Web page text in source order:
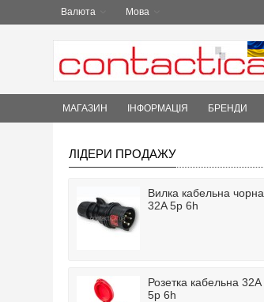
Валюта Мова
МАГАЗИН ІНФОРМАЦІЯ БРЕНДИ
ЛІДЕРИ ПРОДАЖУ
Вилка кабельна чорна
32A 5p 6h
Розетка кабельна 32A
5p 6h